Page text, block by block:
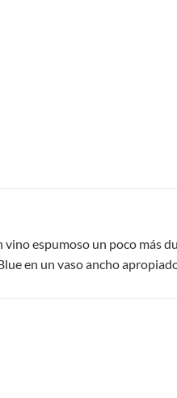
espumoso un poco más
en un vaso ancho